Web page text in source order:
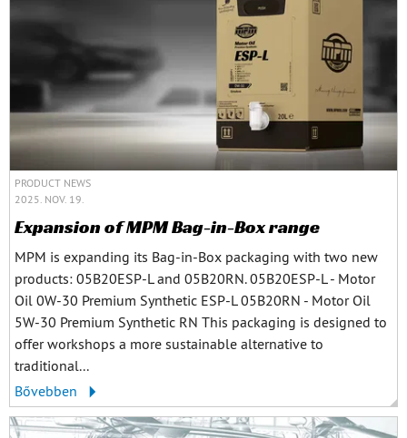
PRODUCT NEWS
2025. NOV. 19.
Expansion of MPM Bag-in-Box range
MPM is expanding its Bag-in-Box packaging with two new
products: 05B20ESP-L and 05B20RN. 05B20ESP-L - Motor
Oil 0W-30 Premium Synthetic ESP-L 05B20RN - Motor Oil
5W-30 Premium Synthetic RN This packaging is designed to
offer workshops a more sustainable alternative to
traditional...
Bővebben